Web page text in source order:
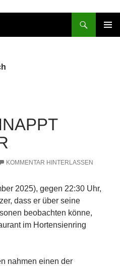
KOMMENTAR HINTERLASSEN
2025), gegen 22:30 Uhr,
dass er über seine
beobachten könne,
im Hortensienring
nahmen einen der